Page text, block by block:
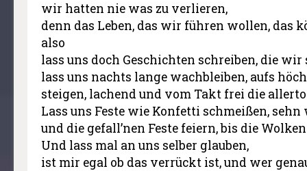
wir hatten nie was zu verlieren,
denn das Leben, das wir führen wollen, das
also
lass uns doch Geschichten schreiben, die
lass uns nachts lange wachbleiben, aufs
steigen, lachend und vom Takt frei die
Lass uns Feste wie Konfetti schmeißen, sehn
und die gefall’nen Feste feiern, bis die
Und lass mal an uns selber glauben,
ist mir egal ob das verrückt ist, und wer